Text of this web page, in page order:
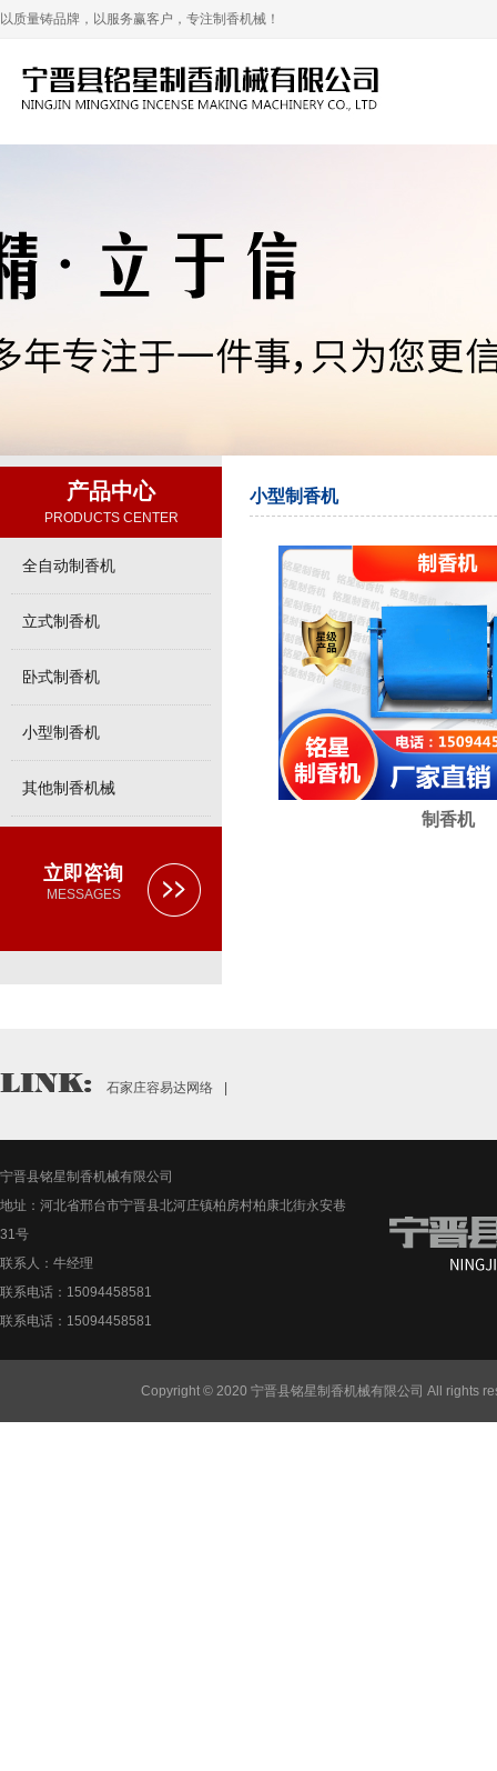
以质量铸品牌，以服务赢客户，专注制香机械！
产品中心
PRODUCTS CENTER
全自动制香机
立式制香机
卧式制香机
小型制香机
其他制香机械
立即咨询
MESSAGES
小型制香机
制香机
石家庄容易达网络
宁晋县铭星制香机械有限公司
地址：河北省邢台市宁晋县北河庄镇柏房村柏康北街永安巷
31号
联系人：牛经理
联系电话：15094458581
联系电话：15094458581
Copyright © 2020 宁晋县铭星制香机械有限公司 All rights